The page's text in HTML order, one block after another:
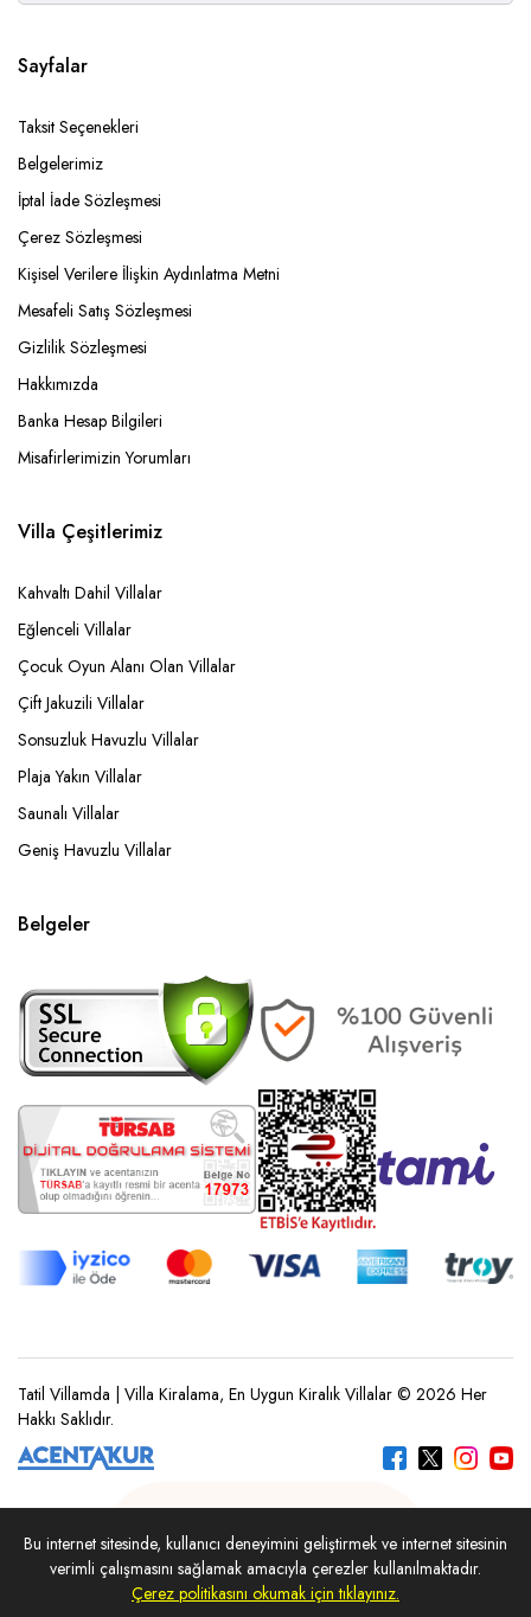
Sayfalar
Taksit Seçenekleri
Belgelerimiz
İptal İade Sözleşmesi
Çerez Sözleşmesi
Kişisel Verilere İlişkin Aydınlatma Metni
Mesafeli Satış Sözleşmesi
Gizlilik Sözleşmesi
Hakkımızda
Banka Hesap Bilgileri
Misafirlerimizin Yorumları
Villa Çeşitlerimiz
Kahvaltı Dahil Villalar
Eğlenceli Villalar
Çocuk Oyun Alanı Olan Villalar
Çift Jakuzili Villalar
Sonsuzluk Havuzlu Villalar
Plaja Yakın Villalar
Saunalı Villalar
Geniş Havuzlu Villalar
Belgeler
Tatil Villamda | Villa Kiralama, En Uygun Kiralık Villalar © 2026 Her
Hakkı Saklıdır.
REZERVASYON YAP
Bu internet sitesinde, kullanıcı deneyimini geliştirmek ve internet sitesinin
verimli çalışmasını sağlamak amacıyla çerezler kullanılmaktadır.
Çerez politikasını okumak için tıklayınız.